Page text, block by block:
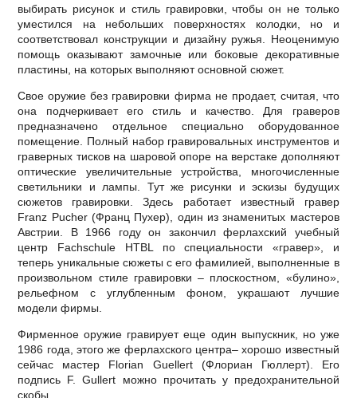
выбирать рисунок и стиль гравировки, чтобы он не только
уместился на небольших поверхностях колодки, но и
соответствовал конструкции и дизайну ружья. Неоценимую
помощь оказывают замочные или боковые декоративные
пластины, на которых выполняют основной сюжет.
Свое оружие без гравировки фирма не продает, считая, что
она подчеркивает его стиль и качество. Для граверов
предназначено отдельное специально оборудованное
помещение. Полный набор гравировальных инструментов и
граверных тисков на шаровой опоре на верстаке дополняют
оптические увеличительные устройства, многочисленные
светильники и лампы. Тут же рисунки и эскизы будущих
сюжетов гравировки. Здесь работает известный гравер
Franz Pucher (Франц Пухер), один из знаменитых мастеров
Австрии. В 1966 году он закончил ферлахский учебный
центр Fachschule HTBL по специальности «гравер», и
теперь уникальные сюжеты с его фамилией, выполненные в
произвольном стиле гравировки – плоскостном, «булино»,
рельефном с углубленным фоном, украшают лучшие
модели фирмы.
Фирменное оружие гравирует еще один выпускник, но уже
1986 года, этого же ферлахского центра– хорошо известный
сейчас мастер Florian Guellert (Флориан Гюллерт). Его
подпись F. Gullert можно прочитать у предохранительной
скобы.